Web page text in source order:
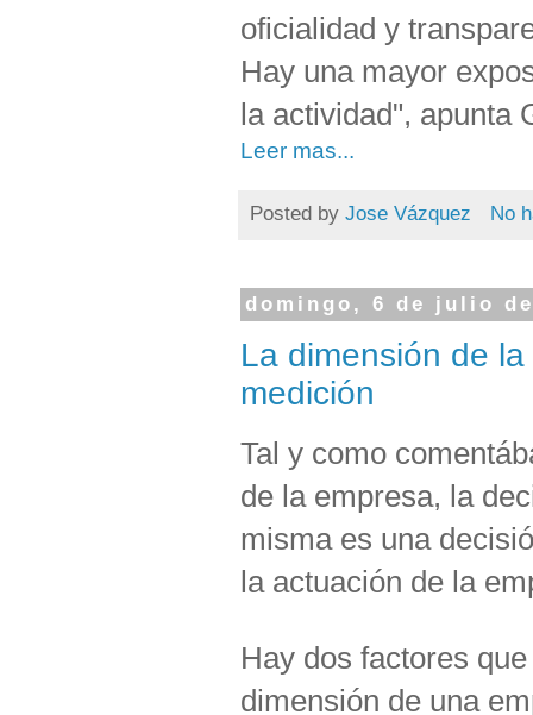
oficialidad y
Hay una mayor
la actividad", apunta
Leer mas...
Posted by Jose Vázquez No
domingo, 6 de julio
La dimensión de
medición
Tal y como
de la empresa, la
misma es una
la actuación de la
Hay dos factores
dimensión de una